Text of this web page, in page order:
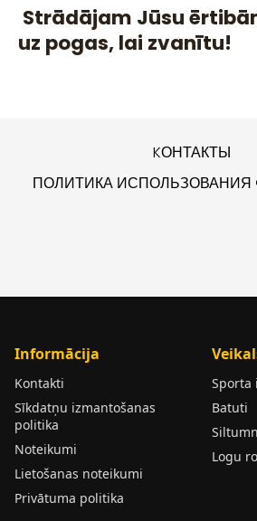
Strādājam Jūsu
uz pogas, lai zvanītu!
KОНТАКТЫ
ПОЛИТИКА ИСПОЛЬЗОВАНИЯ
Informācija
Kontakti
Sīkdatņu izmantošanas
politika
Noteikumi
Lietošanas noteikumi
Privātuma politika
Sporta
Batuti
Logu